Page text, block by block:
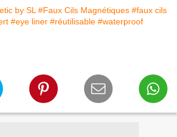
by SL #Faux Cils Magnétiques #faux cils
#eye liner #réutilisable #waterproof